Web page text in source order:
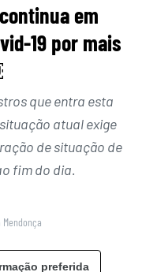
em
19 por mais
que entra esta
atual exige
de situação de
fim do dia.
preferida